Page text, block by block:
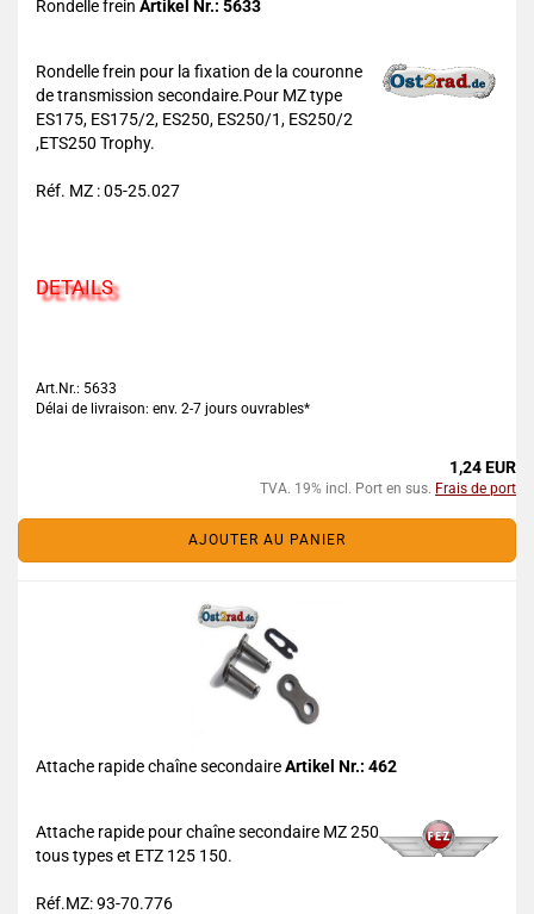
Rondelle frein Artikel Nr.: 5633
Rondelle frein pour la fixation de la couronne
de transmission secondaire.Pour MZ type
ES175, ES175/2, ES250, ES250/1, ES250/2
,ETS250 Trophy.
Réf. MZ : 05-25.027
DETAILS
Art.Nr.: 5633
Délai de livraison: env. 2-7 jours ouvrables*
1,24 EUR
TVA. 19% incl. Port en sus. Frais de port
AJOUTER AU PANIER
Attache rapide chaîne secondaireArtikel Nr.: 462
Attache rapide pour chaîne secondaire MZ 250
tous types et ETZ 125 150.
Réf.MZ: 93-70.776